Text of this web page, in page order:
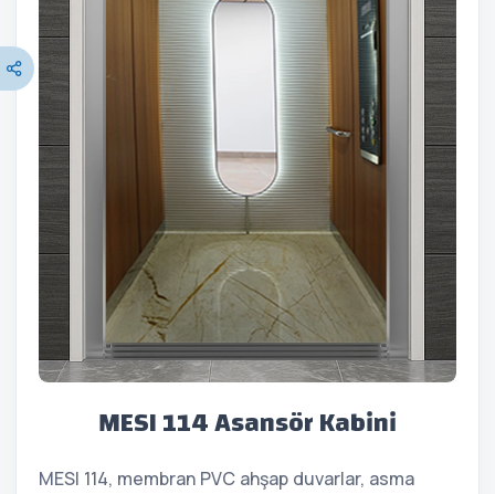
MESI 114 Asansör Kabini
MESI 114, membran PVC ahşap duvarlar, asma